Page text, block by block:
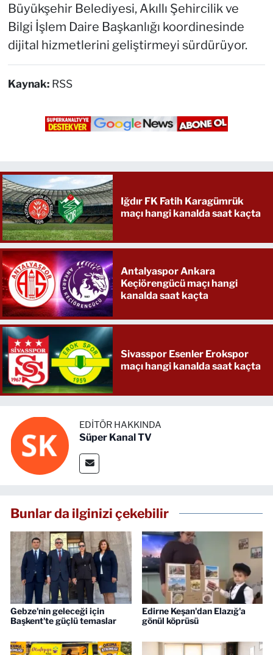
Büyükşehir Belediyesi, Akıllı Şehircilik ve
Bilgi İşlem Daire Başkanlığı koordinesinde
dijital hizmetlerini geliştirmeyi sürdürüyor.
Kaynak: RSS
Iğdır FK Fatih Karagümrük
maçı hangi kanalda saat kaçta
Antalyaspor Ankara
Keçiörengücü maçı hangi
kanalda saat kaçta
Sivasspor Esenler Erokspor
maçı hangi kanalda saat kaçta
EDITÖR HAKKINDA
Süper Kanal TV
Bunlar da ilginizi çekebilir
Gebze'nin geleceği için
Başkent'te güçlü temaslar
Edirne Keşan'dan Elazığ'a
gönül köprüsü